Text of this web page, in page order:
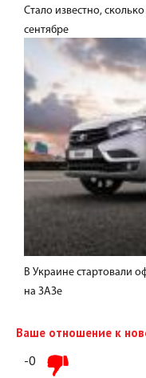
Стало известно,
сентябре
В Украине стартовали
на ЗАЗе
Ваше отношение к
-0